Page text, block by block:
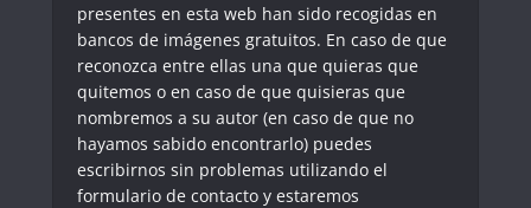
presentes en esta web han sido recogidas en
bancos de imágenes gratuitos. En caso de que
reconozca entre ellas una que quieras que
quitemos o en caso de que quisieras que
nombremos a su autor (en caso de que no
hayamos sabido encontrarlo) puedes
escribirnos sin problemas utilizando el
formulario de contacto y estaremos